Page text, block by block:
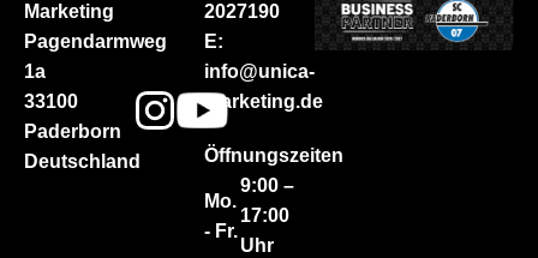
Marketing
Pagendarmweg
1a
33100
Paderborn
Deutschland
2027190
E:
info@unica-
marketing.de
Öffnungszeiten
Mo.
- Fr.
9:00 –
17:00
Uhr